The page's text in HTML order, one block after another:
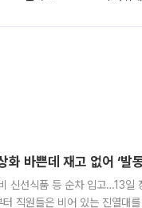
바쁜데 재고 없어 ‘발
신선식품 등 순차 입고…13일
직원들은 비어 있는 진열대